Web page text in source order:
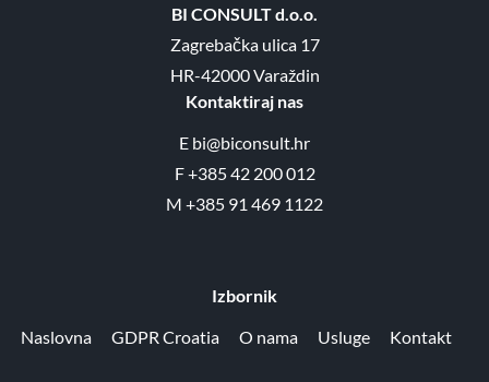
BI CONSULT d.o.o.
Zagrebačka ulica 17
HR-42000 Varaždin
Kontaktiraj nas
E bi@biconsult.hr
F+385 42 200 012
M +385 91 469 1122
Izbornik
Naslovna
GDPR Croatia O nama Usluge Kontakt